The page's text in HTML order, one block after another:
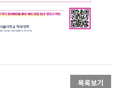
목록보기